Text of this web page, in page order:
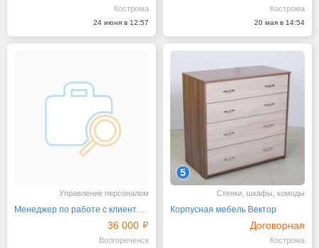
Кострома
24 июня в 12:57
Кострома
20 мая в 14:54
Управление персоналом
Менеджер по работе с клиентами интернет магазина
36 000
Волгореченск
5
Стенки, шкафы, комоды
Корпусная мебель Вектор
Договорная
Кострома